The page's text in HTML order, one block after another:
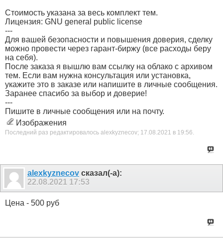
Стоимость указана за весь комплект тем.
Лицензия: GNU general public license
---
Для вашей безопасности и повышения доверия, сделку
можно провести через гарант-биржу (все расходы беру
на себя).
После заказа я вышлю вам ссылку на облако с архивом
тем. Если вам нужна консультация или установка,
укажите это в заказе или напишите в личные сообщения.
Заранее спасибо за выбор и доверие!
---
Пишите в личные сообщения или на почту.
Изображения
Последний раз редактировалось alexkyznecov; 17.08.2021 в 19:56
alexkyznecov сказал(-а):
22.08.2021 17:53
Цена - 500 руб